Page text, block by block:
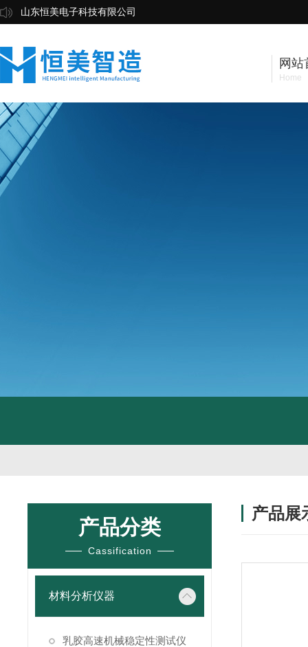
山东恒美电子科技有限公司
网站
Home
产品分类
Cassification
材料分析仪器
乳胶高速机械稳定性测试仪
产品展